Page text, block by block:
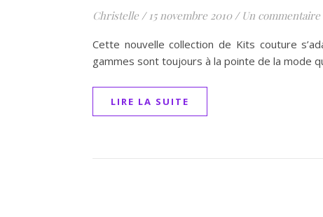
Christelle / 15 novembre 2010 / Un commentaire
Cette nouvelle collection de Kits couture
gammes sont toujours à la pointe de la mode
LIRE LA SUITE